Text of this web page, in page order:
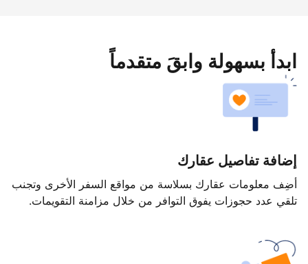
ابدأ بسهولة وابقَ متقدماً
إضافة تفاصيل عقارك
أضِف معلومات عقارك بسلاسة من مواقع السفر الأخرى وتجنب
تلقي عدد حجوزات يفوق التوافر من خلال مزامنة التقويمات.